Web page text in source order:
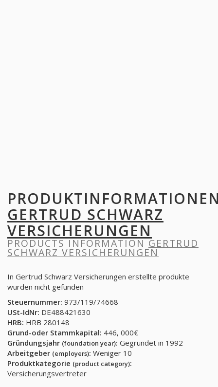
GERTRUD SCHWARZ
VERSICHERUNGEN
PRODUCTS INFORMATION GERTRUD
SCHWARZ VERSICHERUNGEN
In Gertrud Schwarz Versicherungen erstellte produkte
wurden nicht gefunden
Steuernummer: 973/119/74668
USt-IdNr: DE488421630
HRB: HRB 280148
Grund-oder Stammkapital: 446, 000€
Gründungsjahr (foundation year): Gegründet in 1992
Arbeitgeber (employers): Weniger 10
Produktkategorie (product category):
Versicherungsvertreter